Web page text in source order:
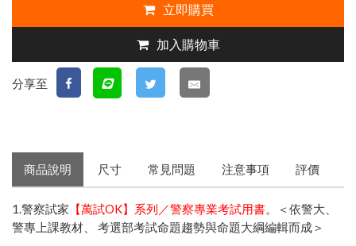
立即購買
加入購物車
分享至
商品說明 尺寸 常見問題 注意事項 評價
1.警察試家 【萬試OK】系列／警察專業考試用書。＜依警大、
警專上課教材、 考選部考試命題趨勢與命題大綱編輯而成＞